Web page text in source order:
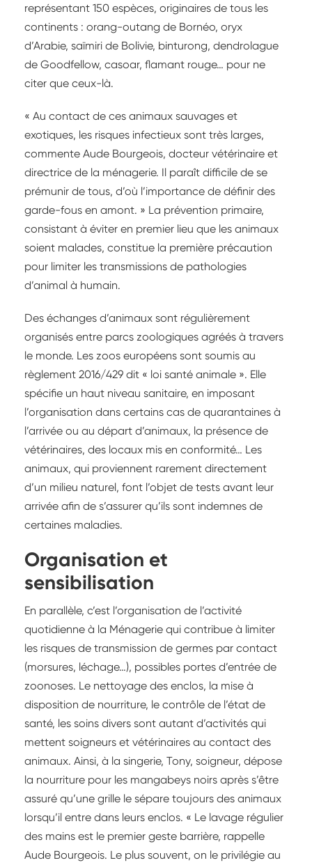
représentant 150 espèces, originaires de tous les
continents : orang-outang de Bornéo, oryx
d’Arabie, saïmiri de Bolivie, binturong, dendrolague
de Goodfellow, casoar, flamant rouge… pour ne
citer que ceux-là.
« Au contact de ces animaux sauvages et
exotiques, les risques infectieux sont très larges,
commente Aude Bourgeois, docteur vétérinaire et
directrice de la ménagerie. Il paraît difficile de se
prémunir de tous, d’où l’importance de définir des
garde-fous en amont. » La prévention primaire,
consistant à éviter en premier lieu que les animaux
soient malades, constitue la première précaution
pour limiter les transmissions de pathologies
d’animal à humain.
Des échanges d’animaux sont régulièrement
organisés entre parcs zoologiques agréés à travers
le monde. Les zoos européens sont soumis au
règlement 2016/429 dit « loi santé animale ». Elle
spécifie un haut niveau sanitaire, en imposant
l’organisation dans certains cas de quarantaines à
l’arrivée ou au départ d’animaux, la présence de
vétérinaires, des locaux mis en conformité… Les
animaux, qui proviennent rarement directement
d’un milieu naturel, font l’objet de tests avant leur
arrivée afin de s’assurer qu’ils sont indemnes de
certaines maladies.
Organisation et
sensibilisation
En parallèle, c’est l’organisation de l’activité
quotidienne à la Ménagerie qui contribue à limiter
les risques de transmission de germes par contact
(morsures, léchage…), possibles portes d’entrée de
zoonoses. Le nettoyage des enclos, la mise à
disposition de nourriture, le contrôle de l’état de
santé, les soins divers sont autant d’activités qui
mettent soigneurs et vétérinaires au contact des
animaux. Ainsi, à la singerie, Tony, soigneur, dépose
la nourriture pour les mangabeys noirs après s’être
assuré qu’une grille le sépare toujours des animaux
lorsqu’il entre dans leurs enclos. « Le lavage régulier
des mains est le premier geste barrière, rappelle
Aude Bourgeois. Le plus souvent, on le privilégie au